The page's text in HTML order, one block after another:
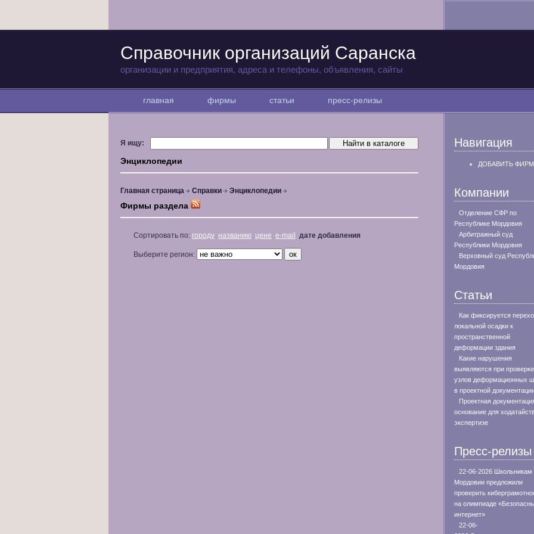
Справочник организаций Саранска
организации и предприятия, адреса и телефоны, объявления, сайты
главная фирмы статьи пресс-релизы
Я ищу:
Энциклопедии
Главная страница Справки Энциклопедии
Фирмы раздела
Сортировать по: городу названию цене e-mail дате добавления
Выберите регион:
Навигация
ДОБАВИТЬ
Компании
Отделение СФР по
Республике Мордовия
Арбитражный суд
Республики Мордовия
Верховный суд
Мордовия
Статьи
Как фиксируется
локальной осадки к
пространственной
деформации здания
Какие нарушения
выявляются при проверке
узлов деформационных
в проектной
Проектная
основание для
экспертизе
Пресс-релизы
22-06-2026 Школьникам
Мордовии предложили
проверить
на олимпиаде
интернет»
22-06-